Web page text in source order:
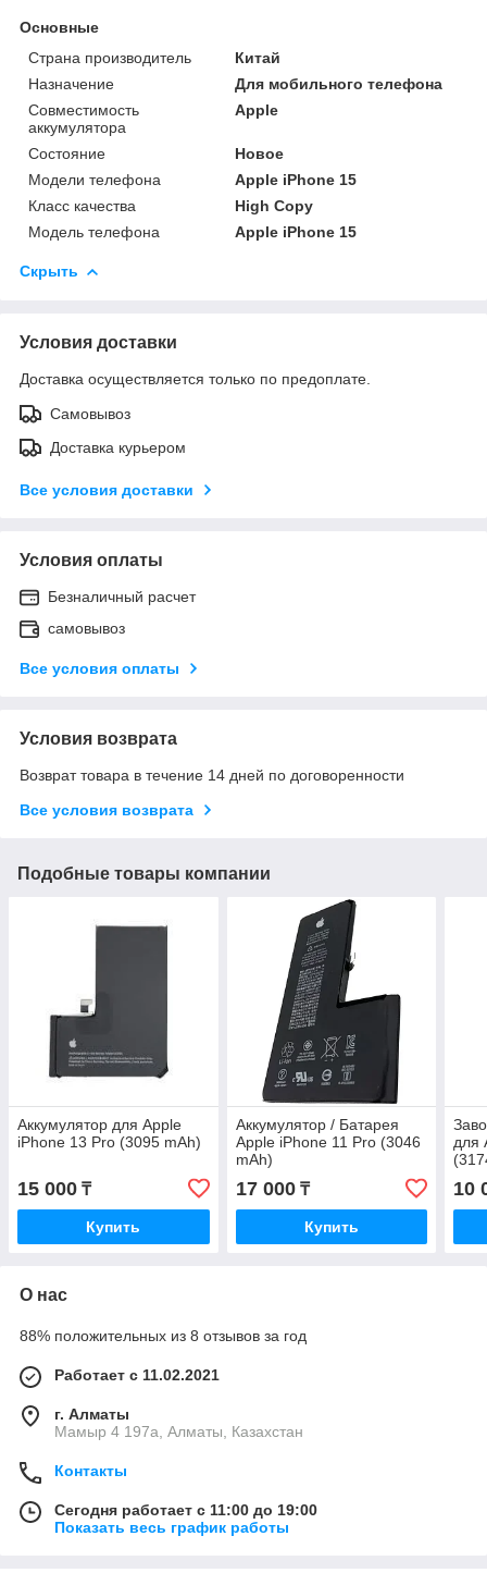
Основные
Страна производитель
Китай
Назначение
Для мобильного телефона
Совместимость
аккумулятора
Apple
Состояние
Новое
Модели телефона
Apple iPhone 15
Класс качества
High Copy
Модель телефона
Apple iPhone 15
Скрыть
Условия доставки
Доставка осуществляется только по предоплате.
Самовывоз
Доставка курьером
Все условия доставки
Условия оплаты
Безналичный расчет
самовывоз
Все условия оплаты
Условия возврата
Возврат товара в течение 14 дней по договоренности
Все условия возврата
Подобные товары компании
Аккумулятор для Apple
iPhone 13 Pro (3095 mAh)
15 000 ₸
Купить
Аккумулятор / Батарея
Apple iPhone 11 Pro (3046
mAh)
17 000₸
Купить
для
10
О нас
88% положительных из 8 отзывов за год
Работает с 11.02.2021
г. Алматы
Мамыр 4 197а, Алматы, Казахстан
Контакты
Сегодня работает с 11:00 до 19:00
Показать весь график работы